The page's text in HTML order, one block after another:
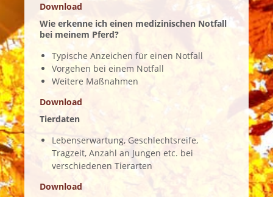
Download
Wie erkenne ich einen medizinischen Notfall
bei meinem Pferd?
Typische Anzeichen für einen Notfall
Vorgehen bei einem Notfall
Weitere Maßnahmen
Download
Tierdaten
Lebenserwartung, Geschlechtsreife,
Tragzeit, Anzahl an Jungen etc. bei
verschiedenen Tierarten
Download